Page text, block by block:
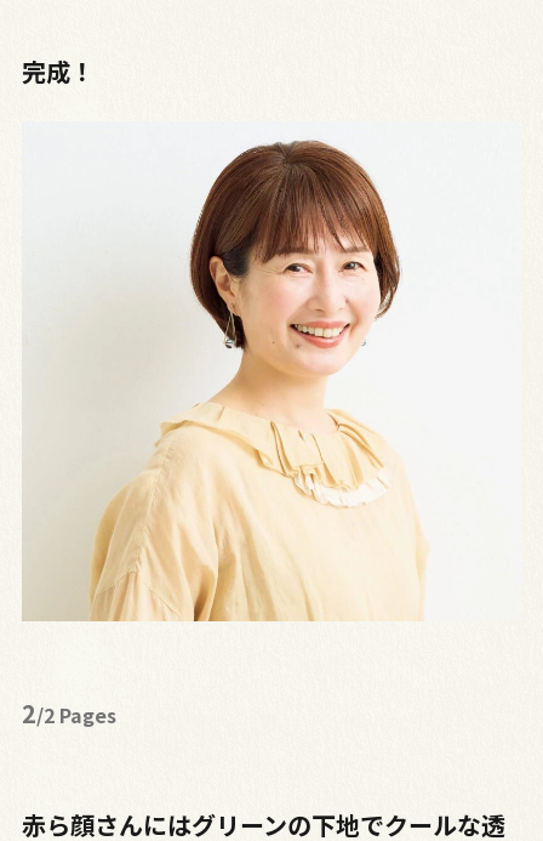
完成！
2/2 Pages
赤ら顔さんにはグリーンの下地でクールな透